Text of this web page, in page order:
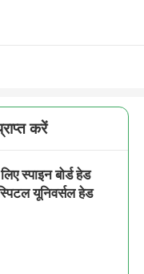
करें
स्पाइन बोर्ड हेड
यूनिवर्सल हेड